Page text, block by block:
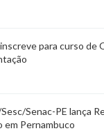
para curso de
Senac-PE lança
em Pernambuco